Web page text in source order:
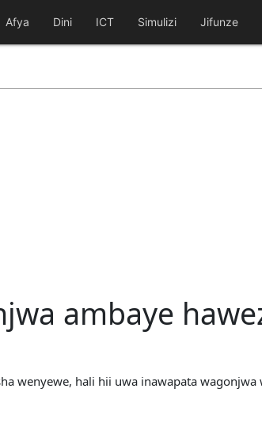
Afya Dini ICT Simulizi Jifunze
ambaye
wenyewe, hali hii uwa inawapata